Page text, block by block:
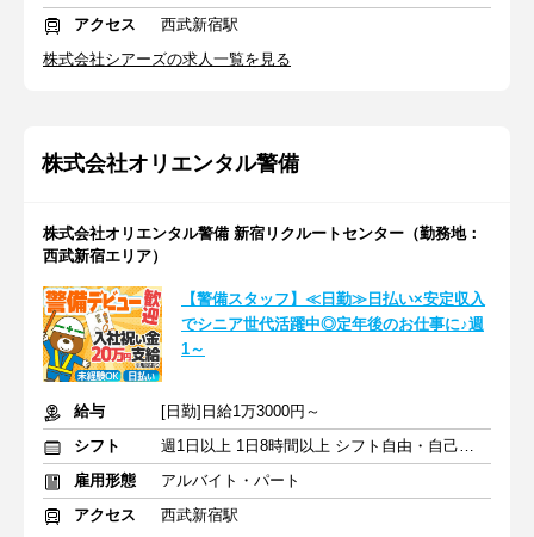
アクセス
西武新宿駅
株式会社シアーズの求人一覧を見る
株式会社オリエンタル警備
株式会社オリエンタル警備 新宿リクルートセンター（勤務地：
西武新宿エリア）
【警備スタッフ】≪日勤≫日払い×安定収入
でシニア世代活躍中◎定年後のお仕事に♪週
1～
給与
[日勤]日給1万3000円～
シフト
週1日以上 1日8時間以上 シフト自由・自己申告
雇用形態
アルバイト・パート
アクセス
西武新宿駅